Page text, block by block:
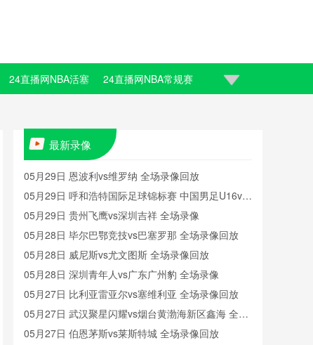
24直播网NBA活塞 24直播网NBA常规赛
最新录像
05月29日 恩波利vs维罗纳 全场录像回放
05月29日 呼和浩特国际足球锦标赛 中国男足U16vs
沙特U16 全场录像
05月29日 贵州飞鹰vs深圳吉祥 全场录像
05月28日 毕尔巴鄂竞技vs巴塞罗那 全场录像回放
05月28日 威尼斯vs尤文图斯 全场录像回放
05月28日 深圳青年人vs广东广州豹 全场录像
05月27日 比利亚雷亚尔vs塞维利亚 全场录像回放
05月27日 武汉聚星闪耀vs烟台黄渤海新区鑫海 全场
录像
05月27日 伯恩茅斯vs莱斯特城 全场录像回放